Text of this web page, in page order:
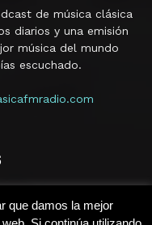
de música clásica
diarios y una emisión
música del mundo
escuchado.
que damos la mejor